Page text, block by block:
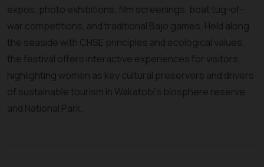
expos, photo exhibitions, film screenings, boat tug-of-
war competitions, and traditional Bajo games. Held along
the seaside with CHSE principles and ecological values,
the festival offers interactive experiences for visitors,
highlighting women as key cultural preservers and drivers
of sustainable tourism in Wakatobi’s biosphere reserve
and National Park.